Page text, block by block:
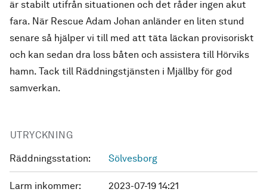
är stabilt utifrån situationen och det råder ingen akut
fara. När Rescue Adam Johan anländer en liten stund
senare så hjälper vi till med att täta läckan provisoriskt
och kan sedan dra loss båten och assistera till Hörviks
hamn. Tack till Räddningstjänsten i Mjällby för god
samverkan.
UTRYCKNING
Räddningsstation: Sölvesborg
Larm inkommer: 2023-07-19 14:21